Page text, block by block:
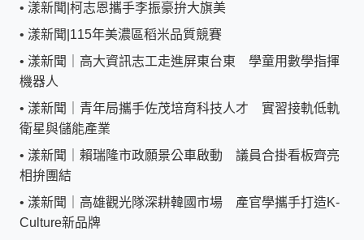
• 漾新聞|柯志恩攜手李振豪拚大旗美
• 漾新聞|115年美濃區稻米品質競賽
• 漾新聞｜高大資訊志工走進屏東台東 學童用數學指揮
機器人
• 漾新聞｜青年局攜手佐茂培育科技人才 實習接軌低軌
衛星與儲能產業
• 漾新聞｜賴瑞隆市政願景公車啟動 議員合掛看板齊亮
相拚團結
• 漾新聞｜高雄觀光隊深耕韓國市場 產官學攜手打造K-
Culture新品牌